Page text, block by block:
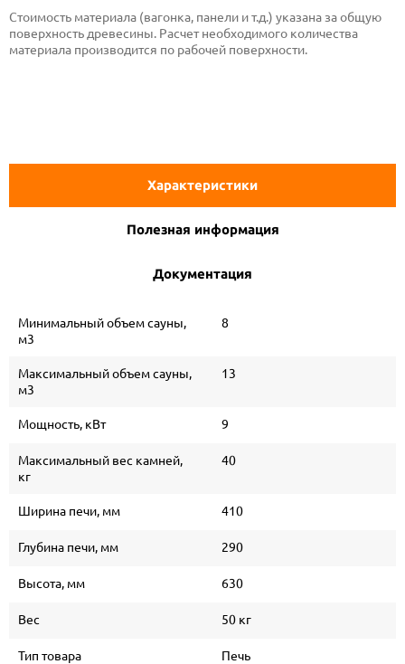
Стоимость материала (вагонка, панели и т.д.) указана за общую
поверхность древесины. Расчет необходимого количества
материала производится по рабочей поверхности.
Характеристики
Полезная информация
Документация
Минимальный объем сауны,
м3
8
Максимальный объем сауны,
м3
13
Мощность, кВт 9
Максимальный вес камней,
кг
40
Ширина печи, мм 410
Глубина печи, мм 290
Высота, мм 630
Вес 50 кг
Тип товара Печь